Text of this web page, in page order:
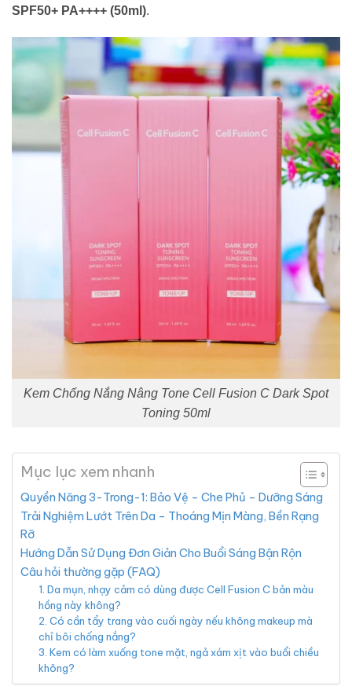
SPF50+ PA++++ (50ml).
Kem Chống Nắng Nâng Tone Cell Fusion C Dark Spot
Toning 50ml
Mục lục xem nhanh
Quyền Năng 3-Trong-1: Bảo Vệ – Che Phủ – Dưỡng Sáng
Trải Nghiệm Lướt Trên Da – Thoáng Mịn Màng, Bền Rạng
Rỡ
Hướng Dẫn Sử Dụng Đơn Giản Cho Buổi Sáng Bận Rộn
Câu hỏi thường gặp (FAQ)
1. Da mụn, nhạy cảm có dùng được Cell Fusion C bản màu
hồng này không?
2. Có cần tẩy trang vào cuối ngày nếu không makeup mà
chỉ bôi chống nắng?
3. Kem có làm xuống tone mặt, ngả xám xịt vào buổi chiều
không?